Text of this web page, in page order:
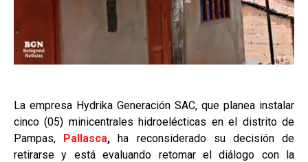
La empresa Hydrika Generación SAC, que planea instalar
cinco (05) minicentrales hidroelécticas en el distrito de
Pampas, Pallasca, ha reconsiderado su decisión de
retirarse y está evaluando retomar el diálogo con la